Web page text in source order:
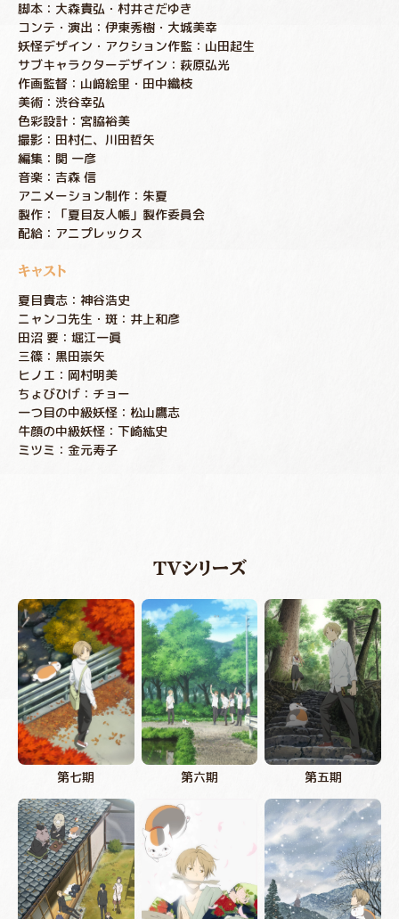
脚本：大森貴弘・村井さだゆき
コンテ・演出：伊東秀樹・大城美幸
妖怪デザイン・アクション作監：山田起生
サブキャラクターデザイン：萩原弘光
作画監督：山﨑絵里・田中織枝
美術：渋谷幸弘
色彩設計：宮脇裕美
撮影：田村仁、川田哲矢
編集：関 一彦
音楽：吉森 信
アニメーション制作：朱夏
製作：「夏目友人帳」製作委員会
配給：アニプレックス
キャスト
夏目貴志：神谷浩史
ニャンコ先生・斑：井上和彦
田沼 要：堀江一眞
三篠：黒田崇矢
ヒノエ：岡村明美
ちょびひげ：チョー
一つ目の中級妖怪：松山鷹志
牛顔の中級妖怪：下崎紘史
ミツミ：金元寿子
TVシリーズ
第七期 第六期 第五期